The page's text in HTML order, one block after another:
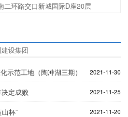
二环路交口新城国际D座20层
设集团
2021-11-30
示范工地（陶冲湖三期）
2021-11-25
定成败
2021-11-20
杯”